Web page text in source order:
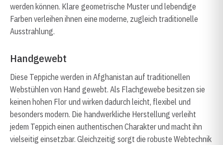
werden können. Klare geometrische Muster und lebendige
Farben verleihen ihnen eine moderne, zugleich traditionelle
Ausstrahlung.
Handgewebt
Diese Teppiche werden in Afghanistan auf traditionellen
Webstühlen von Hand gewebt. Als Flachgewebe besitzen sie
keinen hohen Flor und wirken dadurch leicht, flexibel und
besonders modern. Die handwerkliche Herstellung verleiht
jedem Teppich einen authentischen Charakter und macht ihn
vielseitig einsetzbar. Gleichzeitig sorgt die robuste Webtechnik